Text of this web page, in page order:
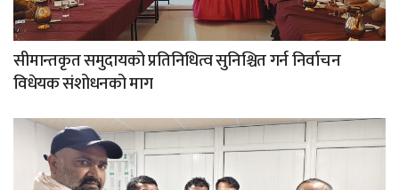
सीमान्तकृत समुदायको प्रतिनिधित्व सुनिश्चित गर्न निर्वाचन
विधेयक संशोधनको माग